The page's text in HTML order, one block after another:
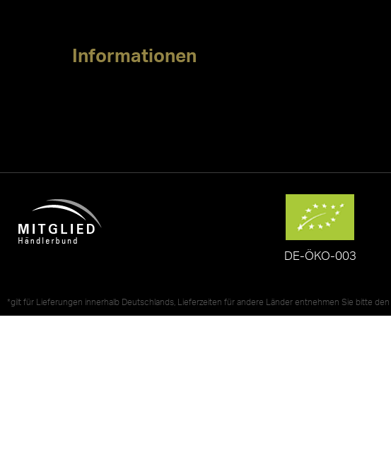
Informationen
DE-ÖKO-003
*gilt für Lieferungen innerhalb Deutschlands, Lieferzeiten für andere Länder entnehmen Sie bitte den